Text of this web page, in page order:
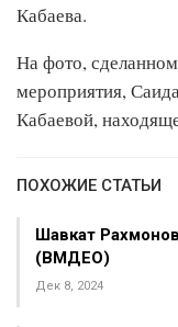
Кабаева.
На фото,
мероприятия,
Кабаевой,
ПОХОЖИЕ СТАТЬИ
Шавкат
(ВМДЕО)
Дек 8, 2024